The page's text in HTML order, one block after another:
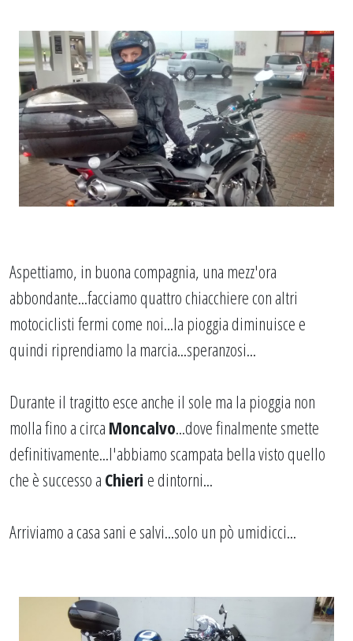
Aspettiamo, in buona compagnia, una mezz'ora
abbondante...facciamo quattro chiacchiere con altri
motociclisti fermi come noi...la pioggia diminuisce e
quindi riprendiamo la marcia...speranzosi...
Durante il tragitto esce anche il sole ma la pioggia non
molla fino a circa Moncalvo...dove finalmente smette
definitivamente...l'abbiamo scampata bella visto quello
che è successo a Chieri e dintorni...
Arriviamo a casa sani e salvi...solo un pò umidicci...